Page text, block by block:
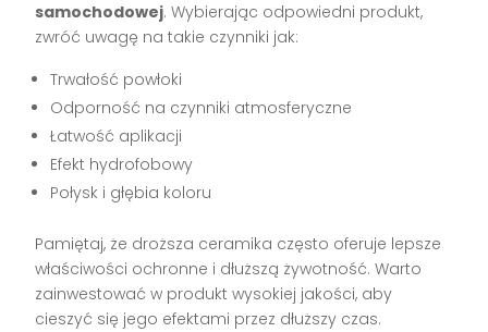
samochodowej. Wybierając odpowiedni produkt,
zwróć uwagę na takie czynniki jak:
Trwałość powłoki
Odporność na czynniki atmosferyczne
Łatwość aplikacji
Efekt hydrofobowy
Połysk i głębia koloru
Pamiętaj, że droższa ceramika często oferuje lepsze
właściwości ochronne i dłuższą żywotność. Warto
zainwestować w produkt wysokiej jakości, aby
cieszyć się jego efektami przez dłuższy czas.